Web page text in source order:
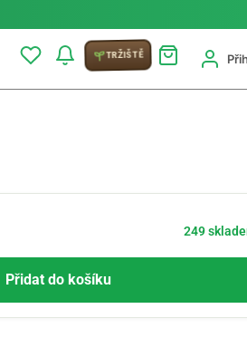
TRŽIŠTĚ
249
Přidat do košíku